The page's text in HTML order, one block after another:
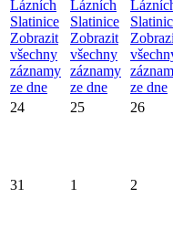
Lázních
Slatinice
Zobrazit
všechny
záznamy
ze dne
Lázních
Slatinice
Zobrazit
všechny
záznamy
ze dne
ze dne
24 25 26
31 1 2